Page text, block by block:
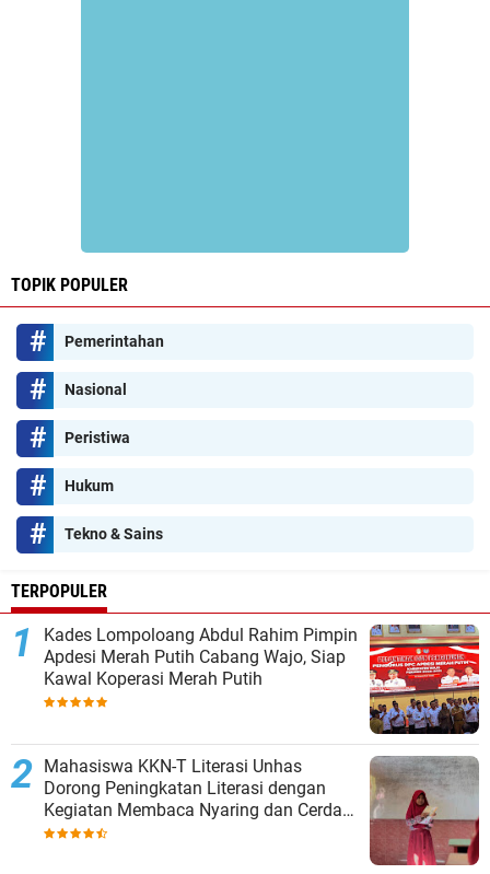
TOPIK POPULER
Pemerintahan
Nasional
Peristiwa
Hukum
Tekno & Sains
TERPOPULER
Kades Lompoloang Abdul Rahim Pimpin
Apdesi Merah Putih Cabang Wajo, Siap
Kawal Koperasi Merah Putih
Mahasiswa KKN-T Literasi Unhas
Dorong Peningkatan Literasi dengan
Kegiatan Membaca Nyaring dan Cerdas
Mengulas Buku di UPT SDN 66 Kajang